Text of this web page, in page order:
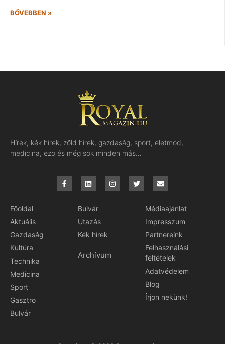
BŐVEBBEN »
Hírek, kék hírek, zöld hírek, gazdaság, sport, életmód,
medicina, ezo és még sok minden más…
Főoldal
Aktuális
Gazdaság
Kultúra
Technika
Medicina
Sport
Gasztro
Bulvár
Bulvár
Utazás
Kék hírek
Archívum
Médiaajánlat
Impresszum
Partnereink
Felhasználási
feltételek
Adatvédelem
Blog
Írjon nekünk!